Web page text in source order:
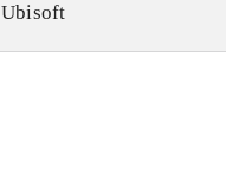
Ubisoft